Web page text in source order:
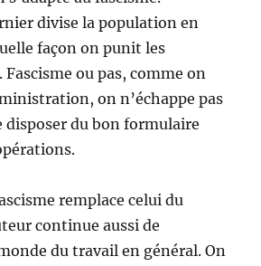
divise la population en
façon on punit les
ou pas, comme on
on n’échappe pas
disposer du bon formulaire
remplace celui du
continue aussi de
du travail en général. On